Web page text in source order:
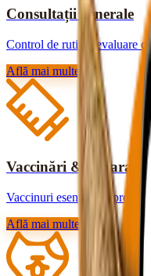
Consultații generale
Control de rutină, evaluare
Află mai multe
Vaccinări &
Vaccinuri esențiale și
Află mai multe